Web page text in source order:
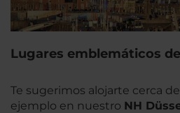
Lugares emblemáticos
Te sugerimos alojarte cerca
ejemplo en nuestro NH